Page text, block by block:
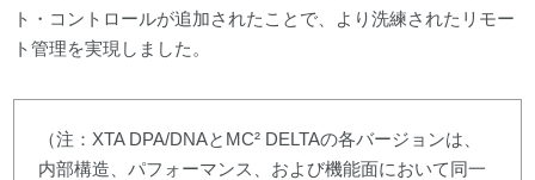
ト・コントロールが追加されたことで、より洗練されたリモー
ト管理を実現しました。
（注：XTA DPA/DNAとMC² DELTAの各バージョンは、
内部構造、パフォーマンス、および機能面において同一